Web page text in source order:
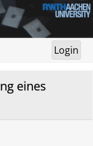
eines